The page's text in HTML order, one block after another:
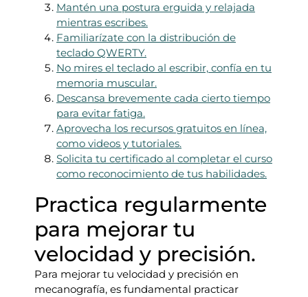
Mantén una postura erguida y relajada
mientras escribes.
Familiarízate con la distribución de
teclado QWERTY.
No mires el teclado al escribir, confía en tu
memoria muscular.
Descansa brevemente cada cierto tiempo
para evitar fatiga.
Aprovecha los recursos gratuitos en línea,
como videos y tutoriales.
Solicita tu certificado al completar el curso
como reconocimiento de tus habilidades.
Practica regularmente
para mejorar tu
velocidad y precisión.
Para mejorar tu velocidad y precisión en
mecanografía, es fundamental practicar